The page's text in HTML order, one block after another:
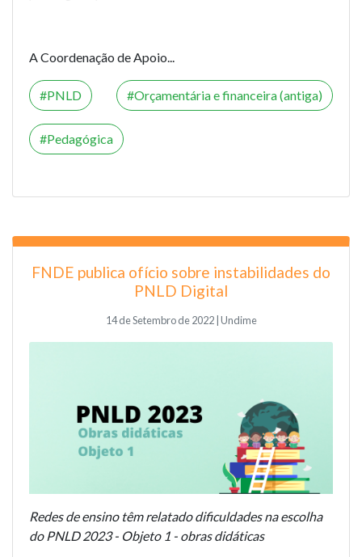
A Coordenação de Apoio...
PNLD Orçamentária e financeira (antiga)
Pedagógica
FNDE publica ofício sobre instabilidades do
PNLD Digital
14 de Setembro de 2022 | Undime
Redes de ensino têm relatado dificuldades na escolha
do PNLD 2023 - Objeto 1 - obras didáticas